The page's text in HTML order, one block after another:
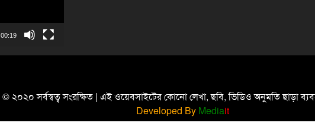
00:19
© ২০২০ সর্বস্বত্ব সংরক্ষিত | এই ওয়েবসাইটের কোনো লেখা, ছবি, ভিডিও অনুমতি ছাড়া
Developed By Mediait